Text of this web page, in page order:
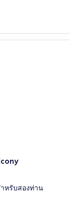
ำหรับสองท่าน